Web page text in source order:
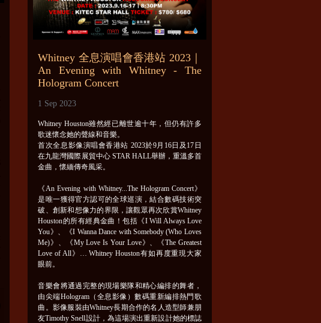
Whitney 全息演唱會香港站 2023｜
An Evening with Whitney - The
Hologram Concert
1 Sep 2023
Whitney Houston雖然經已離世逾十年，但仍有許多
歌迷懷念她的聲線和音樂。
首次全息影像演唱會香港站 2023於9月16日及17日
在九龍灣國際展貿中心 STAR HALL舉辦，重溫多首
金曲，懷緬傳奇風采。
《An Evening with Whitney...The Hologram Concert》
是唯一獲得官方認可的全球巡演，結合數碼技術突
破、創新和想像力的界限，讓觀眾再次欣賞Whitney
Houston的所有經典金曲！包括《I Will Always Love
You》、《I Wanna Dance with Somebody (Who Loves
Me)》、《My Love Is Your Love》、《The Greatest
Love of All》… Whitney Houston有如再度重現大家
眼前。
音樂會將通過完整的現場樂隊和精心編排的舞者，
由尖端Hologram（全息影像）數碼重新編排熱門歌
曲。影像服裝由Whitney長期合作的名人造型師兼朋
友Timothy Snell設計，為這場演出重新設計她的標誌